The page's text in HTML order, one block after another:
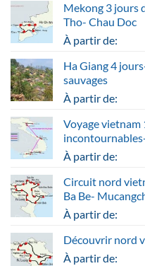
Mekong 3 jours
Tho- Chau Doc
À partir de:
Ha Giang 4
sauvages
À partir de:
Voyage vietnam
À partir de:
Circuit nord
Ba Be-
À partir de:
Découvrir nord
À partir de: